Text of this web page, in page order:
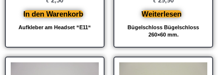
Aufkleber am Headset “E11“
In den Warenkorb
Bügelschloss Bügelschloss
260×60 mm.
Weiterlesen